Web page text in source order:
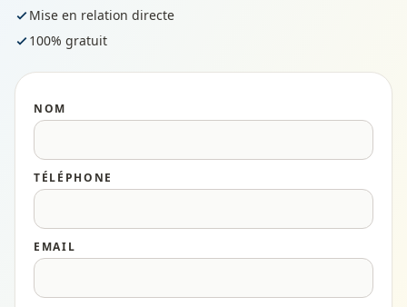
Mise en relation directe
100% gratuit
NOM
TÉLÉPHONE
EMAIL